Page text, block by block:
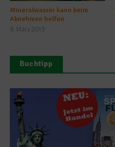
Mineralwasser kann beim
Abnehmen helfen
9. März 2015
Buchtipp